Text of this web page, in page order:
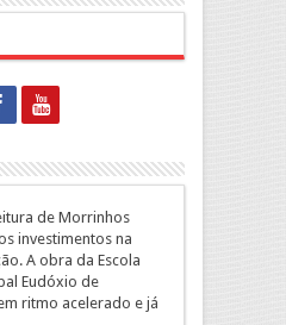
de Morrinhos
investimentos na
A obra da Escola
Eudóxio de
ritmo acelerado e já